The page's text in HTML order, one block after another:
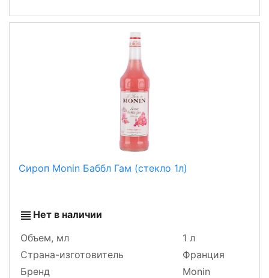
Сироп Monin Баббл Гам (стекло 1л)
Нет в наличии
Объем, мл
1 л
Страна-изготовитель
Франция
Бренд
Monin